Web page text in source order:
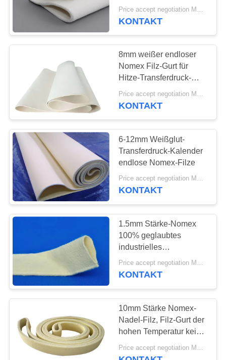
FORDERN
SIE EIN
ZITAT
SITEMAP
PRIVACY
POLICY
Gurt für Hitze-
Transferdruck-Maschine
KONTAKT
8mm weißer endloser
Nomex Filz-Gurt für
Hitze-Transferdruck-
Maschine
Price accept negotiation MOQ:500 Quadratmeter
KONTAKT
6-12mm Weißglut-
Transferdruck-Kalender
endlose Nomex-Filze
Price accept negotiation MOQ:500 Quadratmeter
KONTAKT
1.5mm Stärke-Nomex
100% geglaubtes
industrielles
Abstandsrohr für
Vergüteofen
Price accept negotiation MOQ:500 Quadratmeter
KONTAKT
10mm Stärke Nomex-
Nadel-Filz, Filz-Gurt der
hohen Temperatur keine
Verlängerung